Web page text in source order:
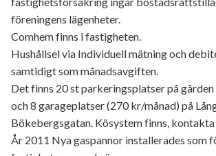
föreningens lägenheter.
Comhem finns i fastigheten.
Hushållsel via Individuell mätning och
samtidigt som månadsavgiften.
Det finns 20 st parkeringsplatser på
och 8 garageplatser (270 kr/månad) på
Bökebergsgatan. Kösystem finns,
År 2011 Nya gaspannor installerades som